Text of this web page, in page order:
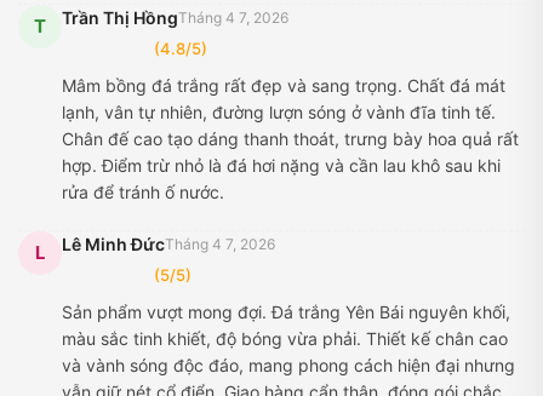
T Trần Thị HồngTháng 4 7, 2026
(4.8/5)
Mâm bồng đá trắng rất đẹp và sang trọng. Chất đá mát
lạnh, vân tự nhiên, đường lượn sóng ở vành đĩa tinh tế.
Chân đế cao tạo dáng thanh thoát, trưng bày hoa quả rất
hợp. Điểm trừ nhỏ là đá hơi nặng và cần lau khô sau khi
rửa để tránh ố nước.
L Lê Minh ĐứcTháng 4 7, 2026
(5/5)
Sản phẩm vượt mong đợi. Đá trắng Yên Bái nguyên khối,
màu sắc tinh khiết, độ bóng vừa phải. Thiết kế chân cao
và vành sóng độc đáo, mang phong cách hiện đại nhưng
vẫn giữ nét cổ điển. Giao hàng cẩn thận, đóng gói chắc